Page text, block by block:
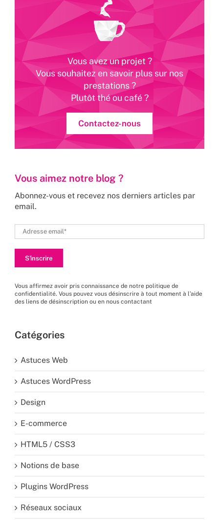
Vous avez un projet ?
Vous souhaitez en savoir plus sur nos
prestations ?
Plutôt thé ou café ?
Contactez-nous
Vous aimez notre blog ?
Abonnez-vous et recevez nos derniers articles par
email.
Vous affirmez avoir pris connaissance de notre politique de
confidentialité. Vous pouvez vous désinscrire à tout moment à l’aide
des liens de désinscription ou en nous contactant
Catégories
Astuces Web
Astuces WordPress
Design
E-commerce
HTML5 / CSS3
Notions de base
Plugins WordPress
Réseaux sociaux